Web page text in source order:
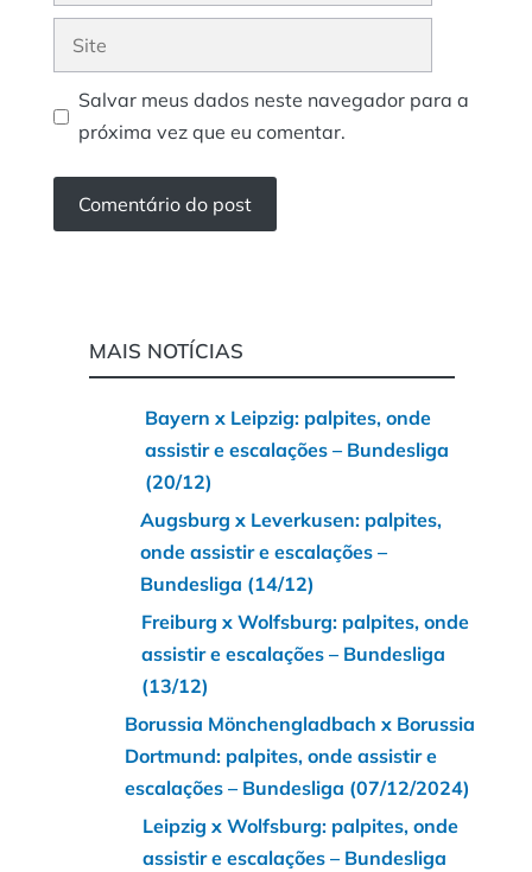
Site
Salvar meus dados neste navegador para a
próxima vez que eu comentar.
MAIS NOTÍCIAS
Bayern x Leipzig: palpites, onde
assistir e escalações – Bundesliga
(20/12)
Augsburg x Leverkusen: palpites,
onde assistir e escalações –
Bundesliga (14/12)
Freiburg x Wolfsburg: palpites, onde
assistir e escalações – Bundesliga
(13/12)
Borussia Mönchengladbach x Borussia
Dortmund: palpites, onde assistir e
escalações – Bundesliga (07/12/2024)
Leipzig x Wolfsburg: palpites, onde
assistir e escalações – Bundesliga